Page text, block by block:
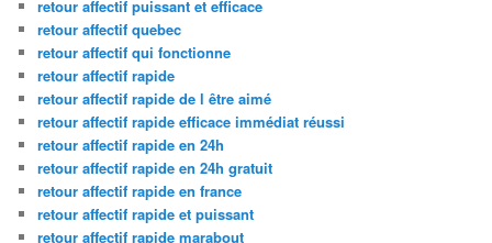
retour affectif puissant et efficace
retour affectif quebec
retour affectif qui fonctionne
retour affectif rapide
retour affectif rapide de l être aimé
retour affectif rapide efficace immédiat réussi
retour affectif rapide en 24h
retour affectif rapide en 24h gratuit
retour affectif rapide en france
retour affectif rapide et puissant
retour affectif rapide marabout